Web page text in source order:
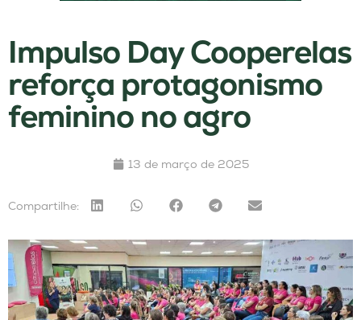
Impulso Day Cooperelas
reforça protagonismo
feminino no agro
13 de março de 2025
Compartilhe: